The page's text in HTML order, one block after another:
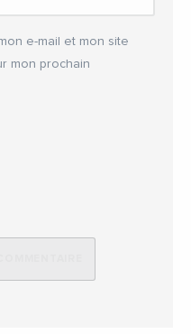
e-mail et mon site
mon prochain